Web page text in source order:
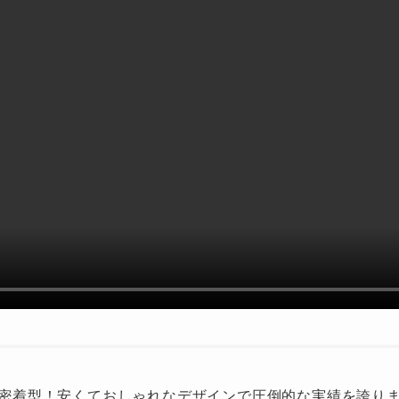
着型！安くておしゃれなデザインで圧倒的な実績を誇り